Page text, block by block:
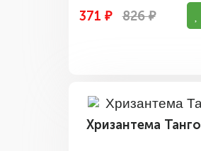
371 ₽ 826 ₽
Хризантема Танго